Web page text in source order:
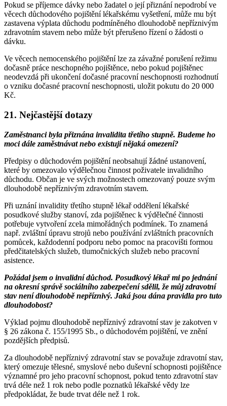
Pokud se příjemce dávky nebo žadatel o její přiznání nepodrobí ve
věcech důchodového pojištění lékařskému vyšetření, může mu být
zastavena výplata důchodu podmíněného dlouhodobě nepříznivým
zdravotním stavem nebo může být přerušeno řízení o žádosti o
dávku.
Ve věcech nemocenského pojištění lze za závažné porušení režimu
dočasně práce neschopného pojištěnce, nebo pokud pojištěnec
neodevzdá při ukončení dočasné pracovní neschopnosti rozhodnutí
o vzniku dočasné pracovní neschopnosti, uložit pokutu do 20 000
Kč.
21. Nejčastější dotazy
Zaměstnanci byla přiznána invalidita třetího stupně. Budeme ho
moci dále zaměstnávat nebo existují nějaká omezení?
Předpisy o důchodovém pojištění neobsahují žádné ustanovení,
které by omezovalo výdělečnou činnost poživatele invalidního
důchodu. Občan je ve svých možnostech omezovaný pouze svým
dlouhodobě nepříznivým zdravotním stavem.
Při uznání invalidity třetího stupně lékař oddělení lékařské
posudkové služby stanoví, zda pojištěnec k výdělečné činnosti
potřebuje vytvoření zcela mimořádných podmínek. To znamená
např. zvláštní úpravu strojů nebo používání zvláštních pracovních
pomůcek, každodenní podporu nebo pomoc na pracovišti formou
předčitatelských služeb, tlumočnických služeb nebo pracovní
asistence.
Požádal jsem o invalidní důchod. Posudkový lékař mi po jednání
na okresní správě sociálního zabezpečení sdělil, že můj zdravotní
stav není dlouhodobě nepříznivý. Jaká jsou dána pravidla pro tuto
dlouhodobost?
Výklad pojmu dlouhodobě nepříznivý zdravotní stav je zakotven v
§ 26 zákona č. 155/1995 Sb., o důchodovém pojištění, ve znění
pozdějších předpisů.
Za dlouhodobě nepříznivý zdravotní stav se považuje zdravotní stav,
který omezuje tělesné, smyslové nebo duševní schopnosti pojištěnce
významné pro jeho pracovní schopnost, pokud tento zdravotní stav
trvá déle než 1 rok nebo podle poznatků lékařské vědy lze
předpokládat, že bude trvat déle než 1 rok.